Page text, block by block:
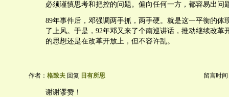
必须谨慎思考和把控的问题。偏向任何一方，都容易出问
89年事件后，邓强调两手抓，两手硬。就是这一平衡的体
了上风。于是，92年邓又来了个南巡讲话，推动继续改革
的思想还是在改革开放上，但不容许乱。
作者： 格致夫 回复 日有所思 留言时间
谢谢谬赞！